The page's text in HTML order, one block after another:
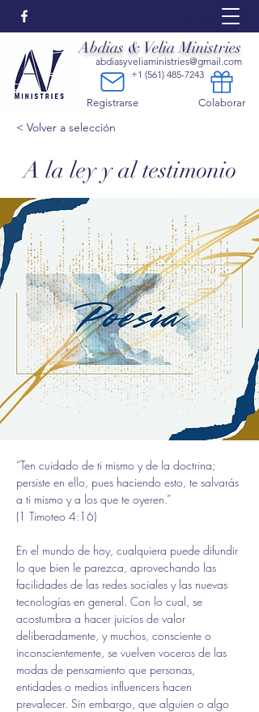
Abdias & Velia Ministries
abdiasyveliaministries@gmail.com
+1 (561) 485-7243
Colaborar
Registrarse
Colaborar:
< Volver a selección
A la ley y al testimonio
“Ten cuidado de ti mismo y de la doctrina;
persiste en ello, pues haciendo esto, te salvarás
a ti mismo y a los que te oyeren.”
(1 Timoteo 4:16)
En el mundo de hoy, cualquiera puede difundir
lo que bien le parezca, aprovechando las
facilidades de las redes sociales y las nuevas
tecnologías en general. Con lo cual, se
acostumbra a hacer juicios de valor
deliberadamente, y muchos, consciente o
inconscientemente, se vuelven voceros de las
modas de pensamiento que personas,
entidades o medios influencers hacen
prevalecer. Sin embargo, que alguien o algo